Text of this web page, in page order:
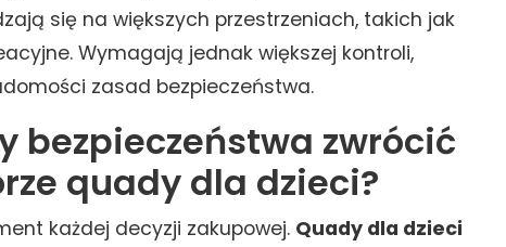
się na większych przestrzeniach, takich jak
Wymagają jednak większej kontroli,
zasad bezpieczeństwa.
bezpieczeństwa zwrócić
quady dla dzieci?
każdej decyzji zakupowej. Quady dla dzieci